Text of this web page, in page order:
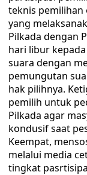
teknis pemilihan
yang
Pilkada dengan
hari libur
suara dengan
pemungutan
hak pilihnya.
pemilih untuk
Pilkada agar
kondusif saat
Keempat,
melalui media
tingkat